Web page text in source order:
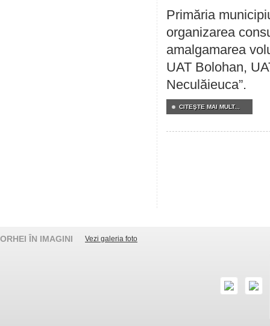
Primăria
organizarea
amalgamarea
UAT Bolohan,
Neculăieuca”.
CITEŞTE MAI MULT...
ORHEI ÎN IMAGINI Vezi galeria foto